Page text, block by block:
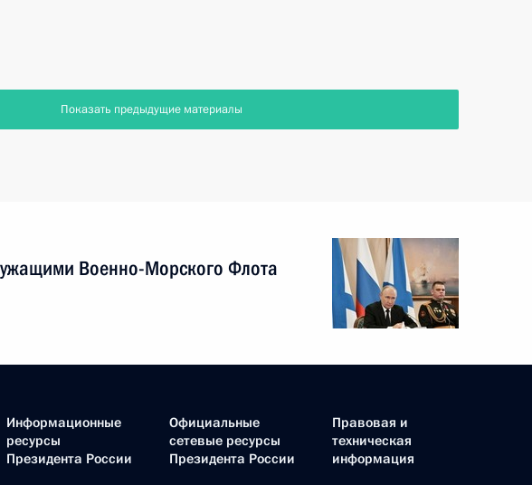
Показать предыдущие материалы
Военно-Морского Флота
Информационные
ресурсы
Президента России
Официальные
сетевые ресурсы
Президента России
Правовая и
техническая
информация